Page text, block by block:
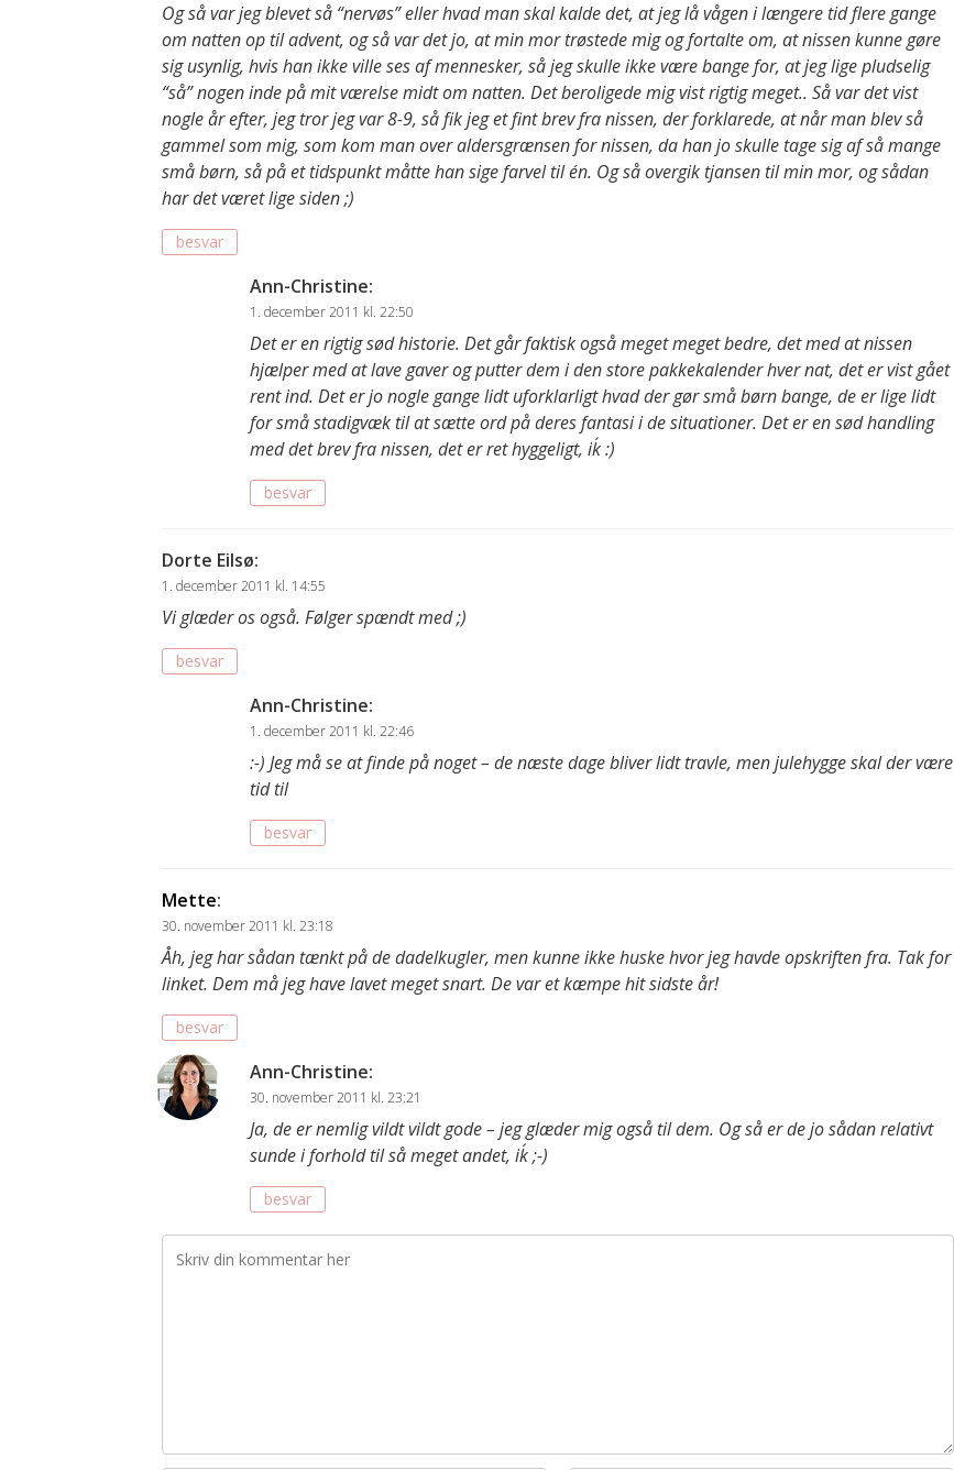
Og så var jeg blevet så “nervøs” eller hvad man skal kalde det, at jeg lå vågen i længere tid flere gange
om natten op til advent, og så var det jo, at min mor trøstede mig og fortalte om, at nissen kunne gøre
sig usynlig, hvis han ikke ville ses af mennesker, så jeg skulle ikke være bange for, at jeg lige pludselig
“så” nogen inde på mit værelse midt om natten. Det beroligede mig vist rigtig meget.. Så var det vist
nogle år efter, jeg tror jeg var 8-9, så fik jeg et fint brev fra nissen, der forklarede, at når man blev så
gammel som mig, som kom man over aldersgrænsen for nissen, da han jo skulle tage sig af så mange
små børn, så på et tidspunkt måtte han sige farvel til én. Og så overgik tjansen til min mor, og sådan
har det været lige siden ;)
besvar
Ann-Christine:
1. december 2011 kl. 22:50
Det er en rigtig sød historie. Det går faktisk også meget meget bedre, det med at nissen
hjælper med at lave gaver og putter dem i den store pakkekalender hver nat, det er vist gået
rent ind. Det er jo nogle gange lidt uforklarligt hvad der gør små børn bange, de er lige lidt
for små stadigvæk til at sætte ord på deres fantasi i de situationer. Det er en sød handling
med det brev fra nissen, det er ret hyggeligt, ik´ :)
besvar
Dorte Eilsø:
1. december 2011 kl. 14:55
Vi glæder os også. Følger spændt med ;)
besvar
Ann-Christine:
1. december 2011 kl. 22:46
:-) Jeg må se at finde på noget – de næste dage bliver lidt travle, men julehygge skal der være
tid til
besvar
Mette:
30. november 2011 kl. 23:18
Åh, jeg har sådan tænkt på de dadelkugler, men kunne ikke huske hvor jeg havde opskriften fra. Tak for
linket. Dem må jeg have lavet meget snart. De var et kæmpe hit sidste år!
besvar
Ann-Christine:
30. november 2011 kl. 23:21
Ja, de er nemlig vildt vildt gode – jeg glæder mig også til dem. Og så er de jo sådan relativt
sunde i forhold til så meget andet, ik´ ;-)
besvar